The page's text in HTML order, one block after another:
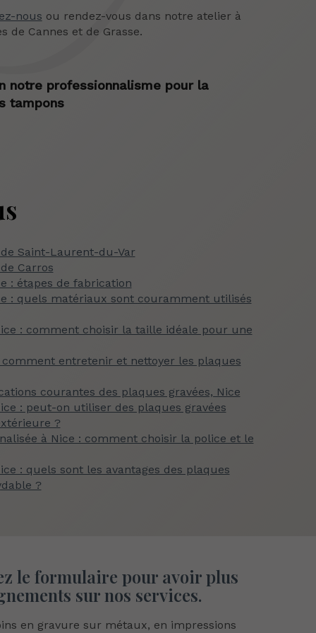
nous ou rendez-vous dans notre atelier à
de Cannes et de Grasse.
notre professionnalisme pour la
tampons
Saint-Laurent-du-Var
Carros
: étapes de fabrication
: quels matériaux sont couramment utilisés
: comment choisir la taille idéale pour une
comment entretenir et nettoyer les plaques
courantes des plaques gravées, Nice
: peut-on utiliser des plaques gravées
?
à Nice : comment choisir la police et le
: quels sont les avantages des plaques
?
le formulairepour avoir plus
sur nos services.
en gravure sur métaux, en impressions